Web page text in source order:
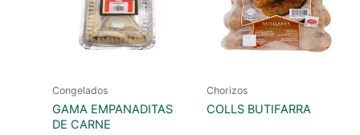
Congelados
GAMA EMPANADITAS
DE CARNE
Chorizos
COLLS BUTIFARRA